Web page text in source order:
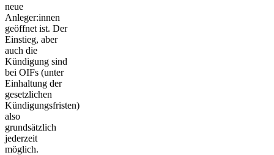
neue
Anleger:innen
geöffnet ist. Der
Einstieg, aber
auch die
Kündigung sind
bei OIFs (unter
Einhaltung der
gesetzlichen
Kündigungsfristen)
also
grundsätzlich
jederzeit
möglich.